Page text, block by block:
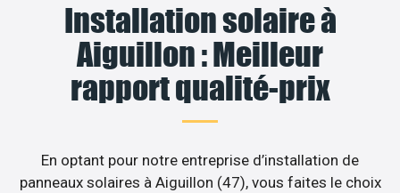
Installation solaire à
Aiguillon : Meilleur
rapport qualité-prix
En optant pour notre entreprise d’installation de
panneaux solaires à Aiguillon (47), vous faites le choix